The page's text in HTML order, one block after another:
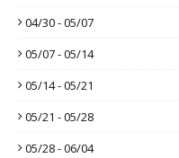
04/30 - 05/07
05/07 - 05/14
05/14 - 05/21
05/21 - 05/28
05/28 - 06/04